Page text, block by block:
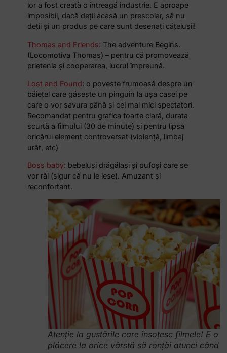
lor a fost creată o întreagă industrie. E aproape
imposibil, dacă deții acasă un preșcolar, să nu
deții și un produs pe care sunt desenați cățelușii!
Thomas and Friends: The adventure Begins.
(Locomotiva Thomas) – pentru că promovează
prietenia și cooperarea, lucrul împreună.
Lost and Found: o poveste frumoasă despre un
băiețel care găsește un pinguin la ușa casei pe
care o vor savura până și cei mai mici spectatori.
Recomandat pentru grafica foarte clară, durata
scurtă a filmului (30 de minute) și pentru lipsa
oricărui element controversat (violență, limbaj
urât, etc)
Boss baby: bebeluși drăgălași și pufoși care se
vor răi (sigur că nu le iese). Amuzant și
reconfortant.
Atenție la gustările care însoțesc filmele! E o
plăcere la orice vârstă să ronțăi atunci când